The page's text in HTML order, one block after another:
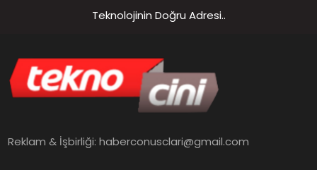
Teknolojinin Doğru Adresi..
Reklam & İşbirliği:haberconusclari@gmail.com